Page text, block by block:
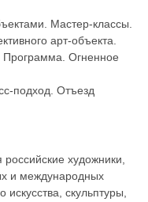
Мастер-классы.
арт-объекта.
Огненное
подход. Отъезд
художники,
и международных
искусства, скульптуры,